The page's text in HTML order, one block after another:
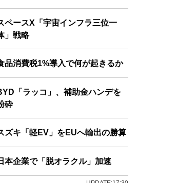
ペースX「宇宙インフラ三位一
」戦略
品消費税1%導入で何が起きるか
「ラッコ」、補助金ハンデを
砕
ズキ「軽EV」をEUへ輸出の勝算
本企業で「脱オラクル」加速